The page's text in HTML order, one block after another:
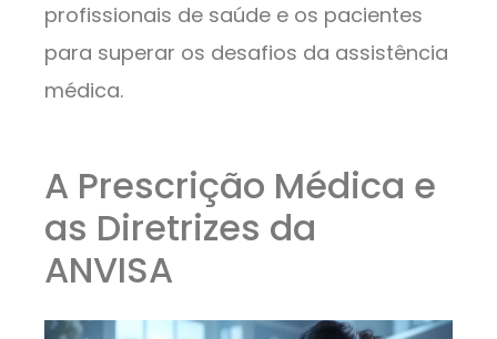
profissionais de saúde e os pacientes
para superar os desafios da assistência
médica.
A Prescrição Médica e
as Diretrizes da
ANVISA